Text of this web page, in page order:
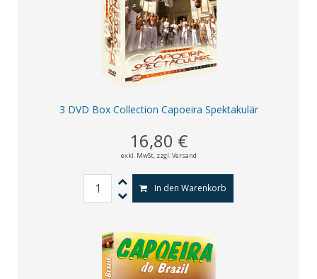
3 DVD Box Collection Capoeira Spektakulär
16,80 €
exkl. MwSt, zzgl. Versand
In den Warenkorb